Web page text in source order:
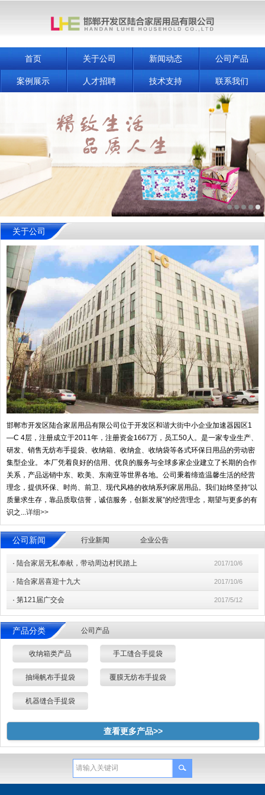
首页 关于公司 新闻动态 公司产品
案例展示 人才招聘 技术支持 联系我们
关于公司
邯郸市开发区陆合家居用品有限公司位于开发区和谐大街中小企业加速器园区1
—C 4层，注册成立于2011年，注册资金1667万，员工50人。是一家专业生产、
研发、销售无纺布手提袋、收纳箱、收纳盒、收纳袋等各式环保日用品的劳动密
集型企业。 本厂凭着良好的信用、优良的服务与全球多家企业建立了长期的合作
关系，产品远销中东、欧美、东南亚等世界各地。公司秉着缔造温馨生活的经营
理念，提供环保、时尚、前卫、现代风格的收纳系列家居用品。我们始终坚持“以
质量求生存，靠品质取信誉，诚信服务，创新发展”的经营理念，期望与更多的有
识之...详细>>
公司新闻 行业新闻 企业公告
· 陆合家居无私奉献，带动周边村民踏上 2017/10/6
· 陆合家居喜迎十九大 2017/10/6
· 第121届广交会 2017/5/12
产品分类 公司产品
收纳箱类产品 手工缝合手提袋
抽绳帆布手提袋 覆膜无纺布手提袋
机器缝合手提袋
查看更多产品>>